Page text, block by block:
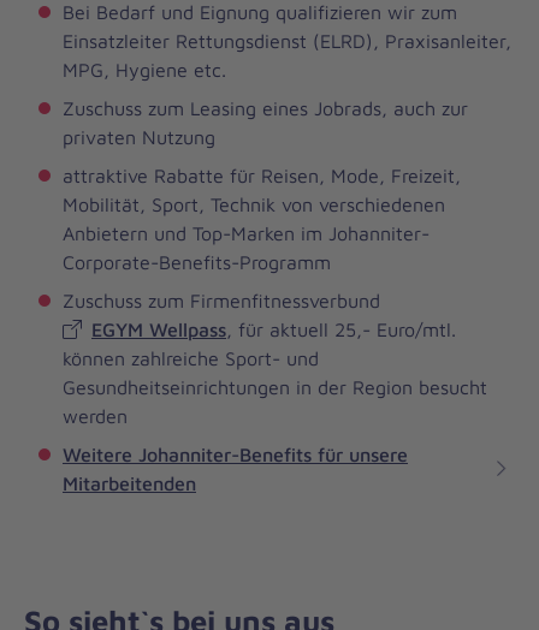
Bei Bedarf und Eignung qualifizieren wir zum
Einsatzleiter Rettungsdienst (ELRD), Praxisanleiter,
MPG, Hygiene etc.
Zuschuss zum Leasing eines Jobrads, auch zur
privaten Nutzung
attraktive Rabatte für Reisen, Mode, Freizeit,
Mobilität, Sport, Technik von verschiedenen
Anbietern und Top-Marken im Johanniter-
Corporate-Benefits-Programm
Zuschuss zum Firmenfitnessverbund
EGYM Wellpass , für aktuell 25,- Euro/mtl.
können zahlreiche Sport- und
Gesundheitseinrichtungen in der Region besucht
werden
Weitere Johanniter-Benefits für unsere
Mitarbeitenden
So sieht`s bei uns aus